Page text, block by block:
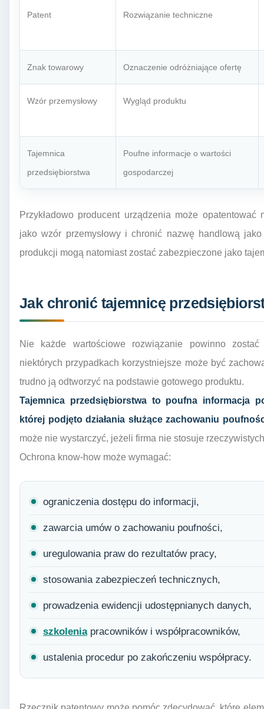
Patent Rozwiązanie techniczne
Znak towarowy Oznaczenie odróżniające ofertę
Wzór przemysłowy Wygląd produktu
Tajemnica
przedsiębiorstwa
Poufne informacje o wartości
gospodarczej
Przykładowo producent urządzenia może
jako wzór przemysłowy i chronić nazwę handlową
produkcji mogą natomiast zostać zabezpieczone jako
Jak chronić tajemnicę
Nie każde wartościowe rozwiązanie powinno
niektórych przypadkach korzystniejsze może być
trudno ją odtworzyć na podstawie gotowego produktu.
Tajemnica przedsiębiorstwa to poufna informacja
której podjęto działania służące zachowaniu
może nie wystarczyć, jeżeli firma nie stosuje
Ochrona know-how może wymagać:
ograniczenia dostępu do informacji,
zawarcia umów o zachowaniu poufności,
uregulowania praw do rezultatów pracy,
stosowania zabezpieczeń technicznych,
prowadzenia ewidencji udostępnianych danych,
szkoleniapracowników i współpracowników,
ustalenia procedur po zakończeniu współpracy.